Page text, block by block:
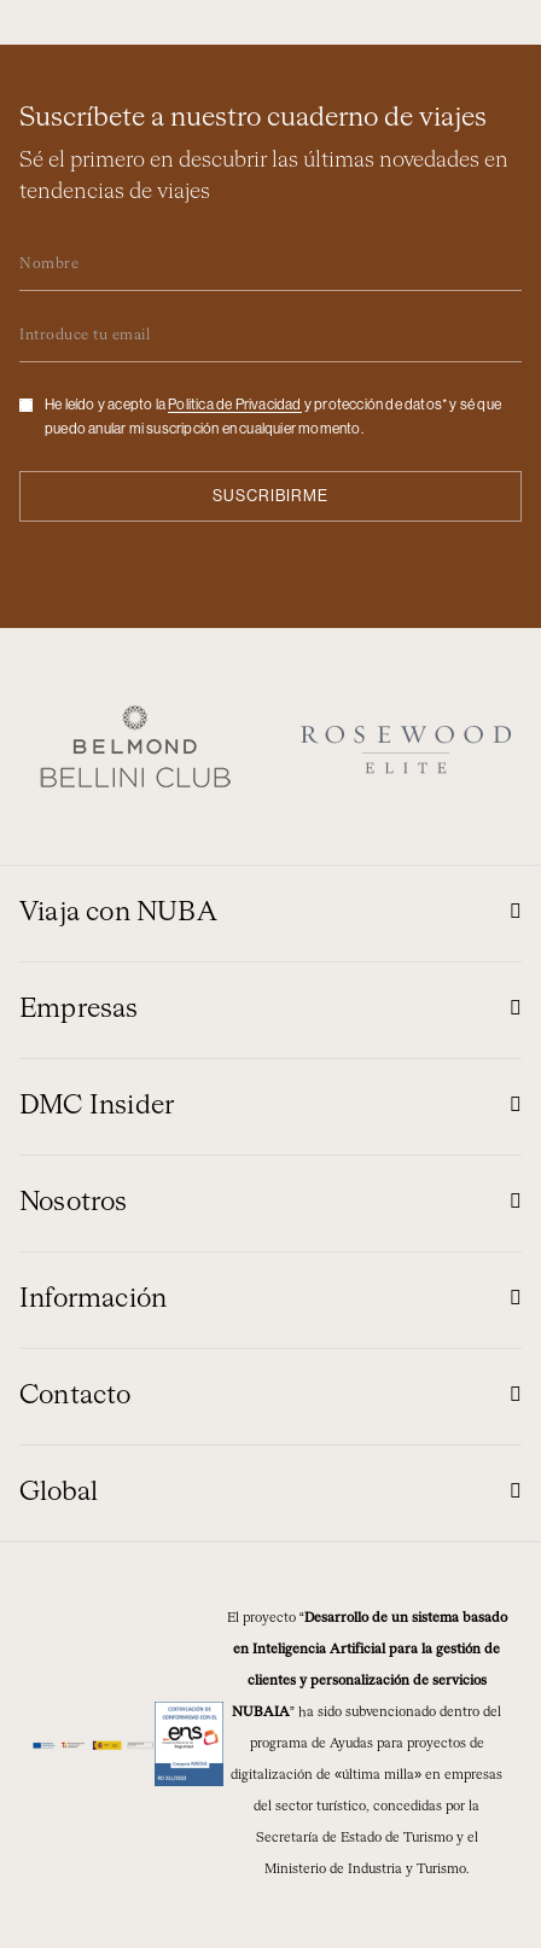
Suscríbete a nuestro cuaderno de viajes
Sé el primero en descubrir las últimas novedades en
tendencias de viajes
Checkbox
He leído y acepto la Politica de Privacidad y protección de datos* y sé que
puedo anular mi suscripción en cualquier momento.
Viaja con NUBA
Empresas
DMC Insider
Nosotros
Información
Contacto
Global
El proyecto “Desarrollo de un sistema basado
en Inteligencia Artificial para la gestión de
clientes y personalización de servicios
NUBAIA” ha sido subvencionado dentro del
programa de Ayudas para proyectos de
digitalización de «última milla» en empresas
del sector turístico, concedidas por la
Secretaría de Estado de Turismo y el
Ministerio de Industria y Turismo.